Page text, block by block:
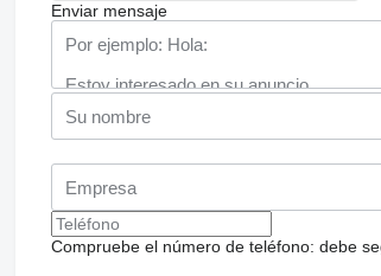
Enviar mensaje
Compruebe el número de teléfono: debe